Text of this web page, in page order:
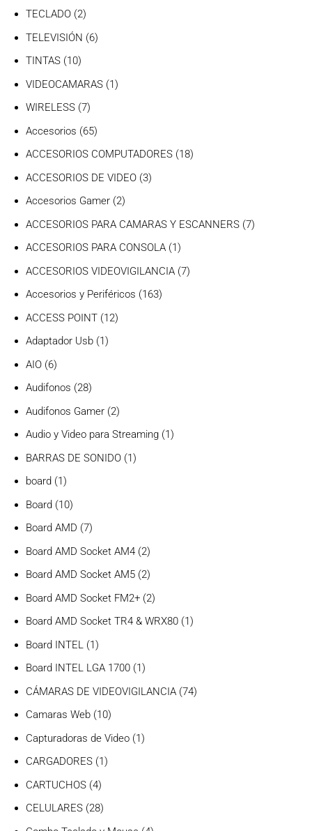
TECLADO 22
productos
TELEVISIÓN 66
TINTAS 1010
productos
VIDEOCAMARAS 11
WIRELESS 77
productos
Accesorios 6565
productos
ACCESORIOS COMPUTADORES 1818
ACCESORIOS DE VIDEO 33
Accesorios Gamer 22
productos
ACCESORIOS PARA CAMARAS Y ESCANNERS 77
ACCESORIOS PARA CONSOLA 11
producto
ACCESORIOS VIDEOVIGILANCIA 77
Accesorios y Periféricos 163163
ACCESS POINT 1212
Adaptador Usb 11
AIO 66
productos
Audifonos 2828
productos
Audifonos Gamer 22
productos
Audio y Video para Streaming 11
BARRAS DE SONIDO 11
board 11
producto
Board 1010
productos
Board AMD 77
productos
Board AMD Socket AM4 22
productos
Board AMD Socket AM5 22
productos
Board AMD Socket FM2+ 22
productos
Board AMD Socket TR4 & WRX80 11
Board INTEL 11
producto
Board INTEL LGA 1700 11
producto
CÁMARAS DE VIDEOVIGILANCIA 7474
Camaras Web 1010
productos
Capturadoras de Video 11
CARGADORES 11
CARTUCHOS 44
productos
CELULARES 2828
productos